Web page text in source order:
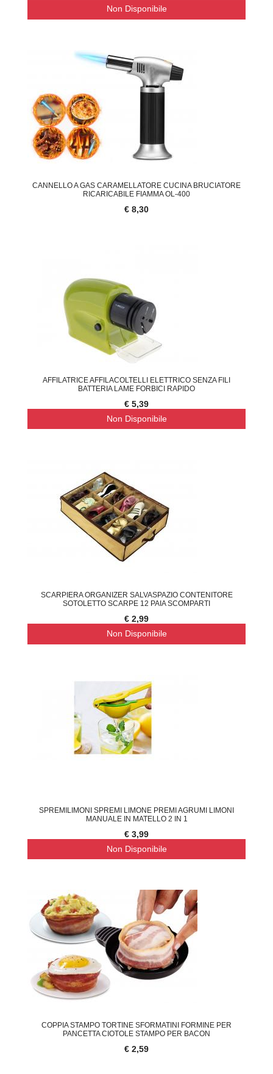
Non Disponibile
CANNELLO A GAS CARAMELLATORE CUCINA BRUCIATORE
RICARICABILE FIAMMA OL-400
€ 8,30
AFFILATRICE AFFILACOLTELLI ELETTRICO SENZA FILI
BATTERIA LAME FORBICI RAPIDO
€ 5,39
Non Disponibile
SCARPIERA ORGANIZER SALVASPAZIO CONTENITORE
SOTOLETTO SCARPE 12 PAIA SCOMPARTI
€ 2,99
Non Disponibile
SPREMILIMONI SPREMI LIMONE PREMI AGRUMI LIMONI
MANUALE IN MATELLO 2 IN 1
€ 3,99
Non Disponibile
COPPIA STAMPO TORTINE SFORMATINI FORMINE PER
PANCETTA CIOTOLE STAMPO PER BACON
€ 2,59